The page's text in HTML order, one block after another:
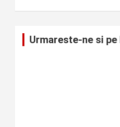
Urmareste-ne si pe